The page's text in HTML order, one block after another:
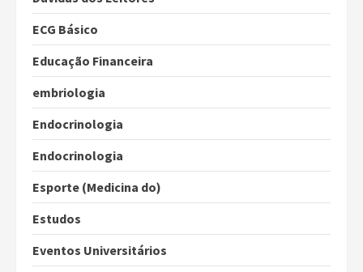
ECG Básico
Educação Financeira
embriologia
Endocrinologia
Endocrinologia
Esporte (Medicina do)
Estudos
Eventos Universitários